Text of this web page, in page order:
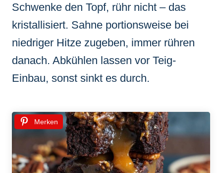
Schwenke den Topf, rühr nicht – das
kristallisiert. Sahne portionsweise bei
niedriger Hitze zugeben, immer rühren
danach. Abkühlen lassen vor Teig-
Einbau, sonst sinkt es durch.
Merken